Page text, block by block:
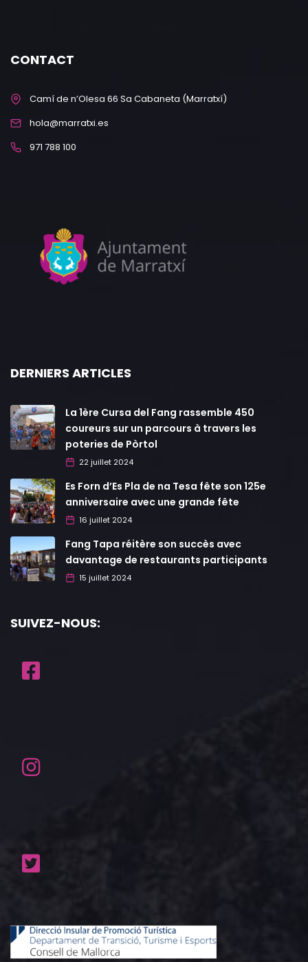
CONTACT
Camí de n’Olesa 66 Sa Cabaneta (Marratxí)
hola@marratxi.es
971 788 100
DERNIERS ARTICLES
La 1ère Cursa del Fang rassemble 450
coureurs sur un parcours à travers les
poteries de Pòrtol
22 juillet 2024
Es Forn d’Es Pla de na Tesa fête son 125e
anniversaire avec une grande fête
16 juillet 2024
Fang Tapa réitère son succès avec
davantage de restaurants participants
15 juillet 2024
SUIVEZ-NOUS: